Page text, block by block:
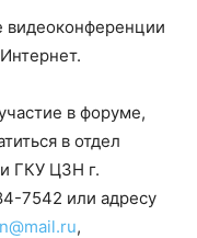
видеоконференции
в форуме,
в отдел
ГКУ ЦЗН г.
7542 или адресу
,